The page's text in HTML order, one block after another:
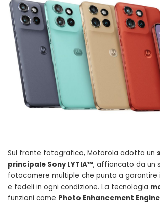
Sul fronte fotografico, Motorola adotta un
principale Sony LYTIA™, affiancato da un
fotocamere multiple che punta a garantire
e fedeli in ogni condizione. La tecnologia
funzioni come Photo Enhancement Engine